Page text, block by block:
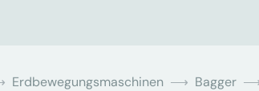
Erdbewegungsmaschinen Bagger